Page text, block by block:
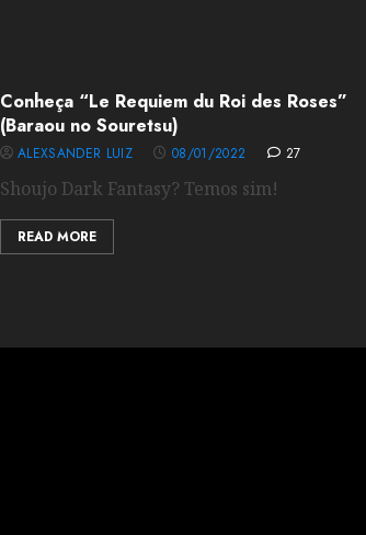
Conheça “Le Requiem du Roi des Roses”
(Baraou no Souretsu)
ALEXSANDER LUIZ 08/01/2022 27
Shoujo Dark Fantasy? Temos sim!
READ MORE